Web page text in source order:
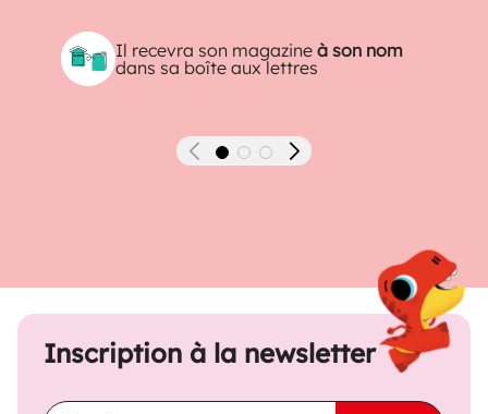
Il recevra son magazineà son nom
dans sa boîte aux lettres
Précédent Suivant
Inscription à la newsletter